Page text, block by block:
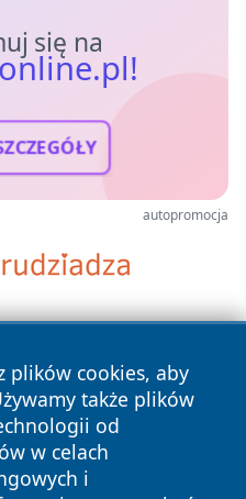
się na
autopromocja
plików cookies, aby
także plików
od
w celach
i
Wszystkie prawa